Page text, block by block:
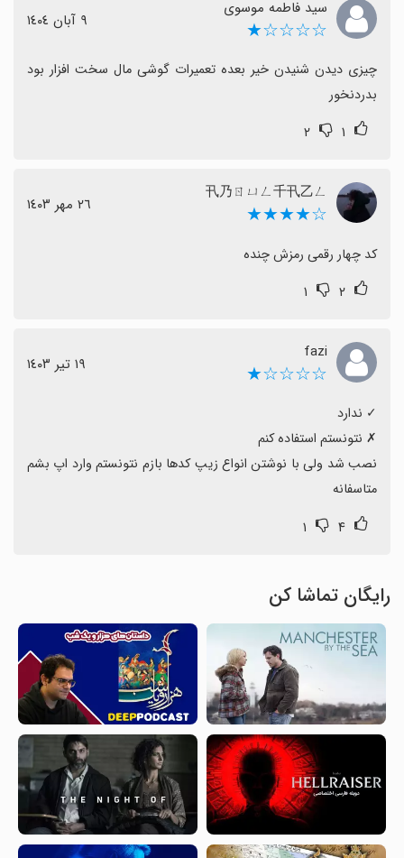
سید فاطمه موسوی
☆☆☆☆★ ٩ آبان ١٤٠٤
بدردنخور
۱ ۲
卂乃ㄖㄩㄥ千卂乙ㄥ
☆★★★★ ٢٦ مهر ١٤٠٣
کد چهار رقمی رمزش چنده
۲ ۱
fazi
☆☆☆☆★ ١٩ تیر ١٤٠٣
متاسفانه
۴ ۱
رایگان تماشا کن